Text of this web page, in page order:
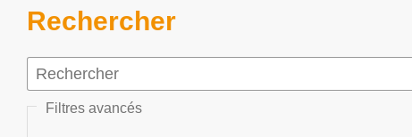
Sidebar
Rechercher
Filtres avancés